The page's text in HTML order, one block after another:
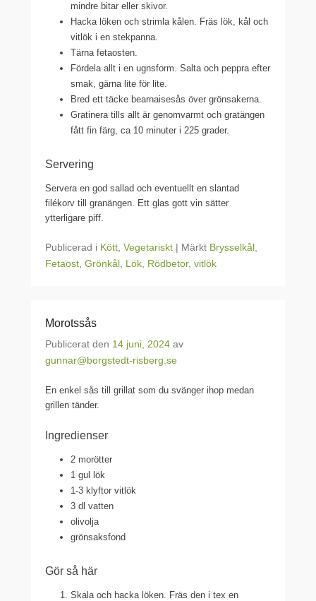
mindre bitar eller skivor.
Hacka löken och strimla kålen. Fräs lök, kål och
vitlök i en stekpanna.
Tärna fetaosten.
Fördela allt i en ugnsform. Salta och peppra efter
smak, gärna lite för lite.
Bred ett täcke bearnaisesås över grönsakerna.
Gratinera tills allt är genomvarmt och gratängen
fått fin färg, ca 10 minuter i 225 grader.
Servering
Servera en god sallad och eventuellt en slantad
filékorv till granängen. Ett glas gott vin sätter
ytterligare piff.
Publicerad i Kött Vegetariskt | Märkt Brysselkål
Fetaost Grönkål Lök Rödbetor, vitlök
Morotssås
Publicerat den 14 juni, 2024 av
gunnar@borgstedt-risberg.se
En enkel sås till grillat som du svänger ihop medan
grillen tänder.
Ingredienser
2 morötter
1 gul lök
1-3 klyftor vitlök
3 dl vatten
olivolja
grönsaksfond
Gör så här
Skala och hacka löken. Fräs den i tex en